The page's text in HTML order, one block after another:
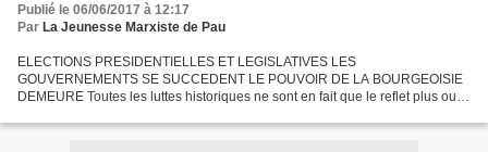
Publié le 06/06/2017 à 12:17
Par La Jeunesse Marxiste de Pau
ELECTIONS PRESIDENTIELLES ET LEGISLATIVES LES
GOUVERNEMENTS SE SUCCEDENT LE POUVOIR DE LA BOURGEOISIE
DEMEURE Toutes les luttes historiques ne sont en fait que le reflet plus ou
par...